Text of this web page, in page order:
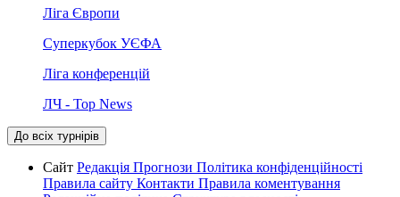
Ліга Європи
Суперкубок УЄФА
Ліга конференцій
ЛЧ - Top News
До всіх турнірів
Сайт Редакція Прогнози Політика конфіденційності
Правила сайту Контакти Правила коментування